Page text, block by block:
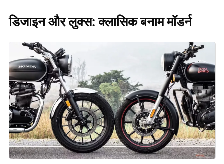
डिजाइन और लुक्स: क्लासिक बनाम मॉडर्न